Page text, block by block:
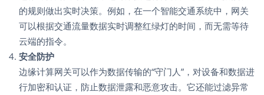
的规则做出实时决策。例如，在一个智能交通系统中，网关
可以根据交通流量数据实时调整红绿灯的时间，而无需等待
云端的指令。
安全防护
边缘计算网关可以作为数据传输的“守门人”，对设备和数据进
行加密和认证，防止数据泄露和恶意攻击。它还能过滤异常